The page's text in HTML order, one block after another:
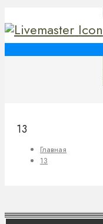
13
Главная
13